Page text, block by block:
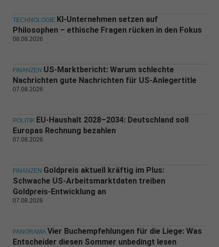
TECHNOLOGIE KI-Unternehmen setzen auf
Philosophen – ethische Fragen rücken in den Fokus
08.08.2026
FINANZEN US-Marktbericht: Warum schlechte
Nachrichten gute Nachrichten für US-Anlegertitle
07.08.2026
POLITIK EU-Haushalt 2028–2034: Deutschland soll
Europas Rechnung bezahlen
07.08.2026
FINANZEN Goldpreis aktuell kräftig im Plus:
Schwache US-Arbeitsmarktdaten treiben
Goldpreis-Entwicklung an
07.08.2026
PANORAMA Vier Buchempfehlungen für die Liege: Was
Entscheider diesen Sommer unbedingt lesen